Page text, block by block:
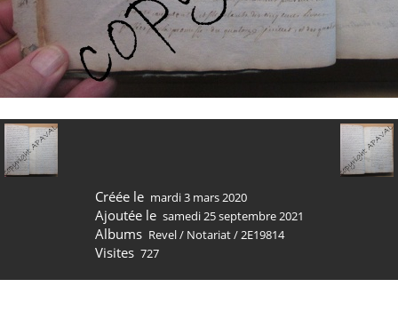
Créée le mardi 3 mars 2020
Ajoutée le samedi 25 septembre 2021
Albums Revel/ Notariat/2E19814
Visites 727